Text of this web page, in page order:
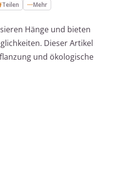
Teilen Mehr
Hänge und bieten
Dieser Artikel
und ökologische